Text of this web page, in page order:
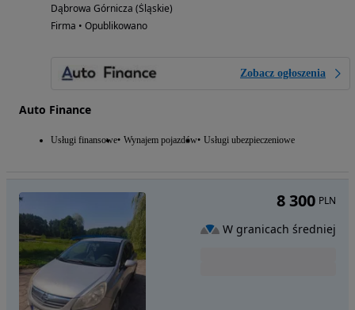
Dąbrowa Górnicza (Śląskie)
Firma • Opublikowano
Zobacz ogłoszenia
Auto Finance
Usługi finansowe Wynajem pojazdów Usługi ubezpieczeniowe
8 300 PLN
W granicach średniej